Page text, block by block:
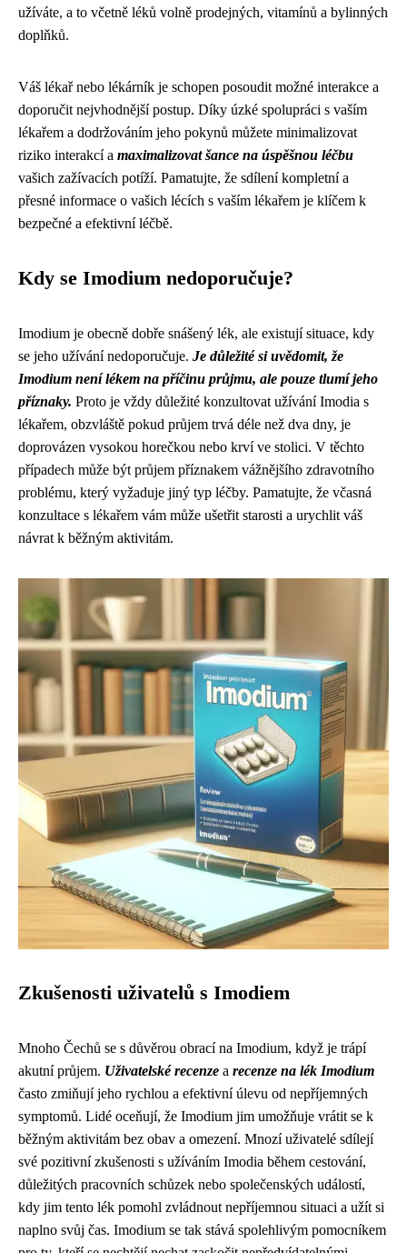
užíváte, a to včetně léků volně prodejných, vitamínů a bylinných
doplňků.
Váš lékař nebo lékárník je schopen posoudit možné interakce a
doporučit nejvhodnější postup. Díky úzké spolupráci s vaším
lékařem a dodržováním jeho pokynů můžete minimalizovat
riziko interakcí a maximalizovat šance na úspěšnou léčbu
vašich zažívacích potíží. Pamatujte, že sdílení kompletní a
přesné informace o vašich lécích s vaším lékařem je klíčem k
bezpečné a efektivní léčbě.
Kdy se Imodium nedoporučuje?
Imodium je obecně dobře snášený lék, ale existují situace, kdy
se jeho užívání nedoporučuje. Je důležité si uvědomit, že
Imodium není lékem na příčinu průjmu, ale pouze tlumí jeho
příznaky. Proto je vždy důležité konzultovat užívání Imodia s
lékařem, obzvláště pokud průjem trvá déle než dva dny, je
doprovázen vysokou horečkou nebo krví ve stolici. V těchto
případech může být průjem příznakem vážnějšího zdravotního
problému, který vyžaduje jiný typ léčby. Pamatujte, že včasná
konzultace s lékařem vám může ušetřit starosti a urychlit váš
návrat k běžným aktivitám.
Zkušenosti uživatelů s Imodiem
Mnoho Čechů se s důvěrou obrací na Imodium, když je trápí
akutní průjem. Uživatelské recenze a recenze na lék Imodium
často zmiňují jeho rychlou a efektivní úlevu od nepříjemných
symptomů. Lidé oceňují, že Imodium jim umožňuje vrátit se k
běžným aktivitám bez obav a omezení. Mnozí uživatelé sdílejí
své pozitivní zkušenosti s užíváním Imodia během cestování,
důležitých pracovních schůzek nebo společenských událostí,
kdy jim tento lék pomohl zvládnout nepříjemnou situaci a užít si
naplno svůj čas. Imodium se tak stává spolehlivým pomocníkem